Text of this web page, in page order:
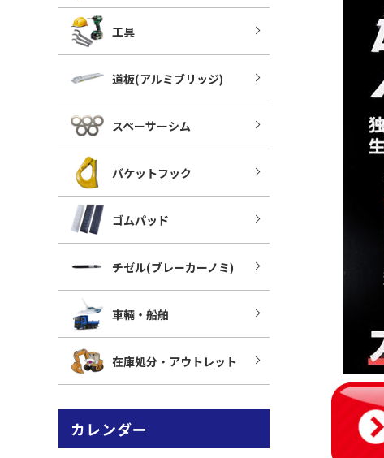
工具
道板(アルミブリッジ)
スペーサーシム
バケットフック
ゴムパッド
チゼル(ブレーカーノミ)
車輛・船舶
在庫処分・アウトレット